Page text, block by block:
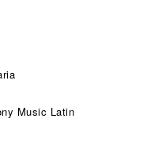
Music Latin